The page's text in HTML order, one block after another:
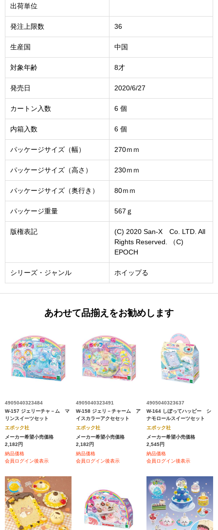
出荷単位
発注上限数 36
生産国 中国
対象年齢 8才
発売日 2020/6/27
カートン入数 6 個
内箱入数 6 個
パッケージサイズ（幅） 270ｍｍ
パッケージサイズ（高さ） 230ｍｍ
パッケージサイズ（奥行き） 80ｍｍ
パッケージ重量 567ｇ
版権表記
(C) 2020 San-X Co. LTD. All
Rights Reserved. （C)
EPOCH
シリーズ・ジャンル ホイップる
あわせて品揃えをお勧めします
4905040323484
W-157 ジェリーチャ－ム マ
リンスイーツセット
エポック社
メーカー希望小売価格
2,182円
納品価格
会員ログイン後表示
4905040323491
W-158 ジェリ－チャーム ア
イスカラーアクセセット
エポック社
メーカー希望小売価格
2,182円
納品価格
会員ログイン後表示
4905040323637
W-164 しぼってハッピー シ
ナモロールスイーツセット
エポック社
メーカー希望小売価格
2,545円
納品価格
会員ログイン後表示